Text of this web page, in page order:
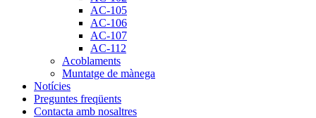
AC-105
AC-106
AC-107
AC-112
Acoblaments
Muntatge de mànega
Notícies
Preguntes freqüents
Contacta amb nosaltres